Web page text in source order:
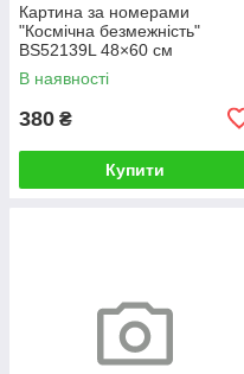
Картина за номерами
"Космічна безмежність"
BS52139L 48×60 см
В наявності
380 ₴
Купити